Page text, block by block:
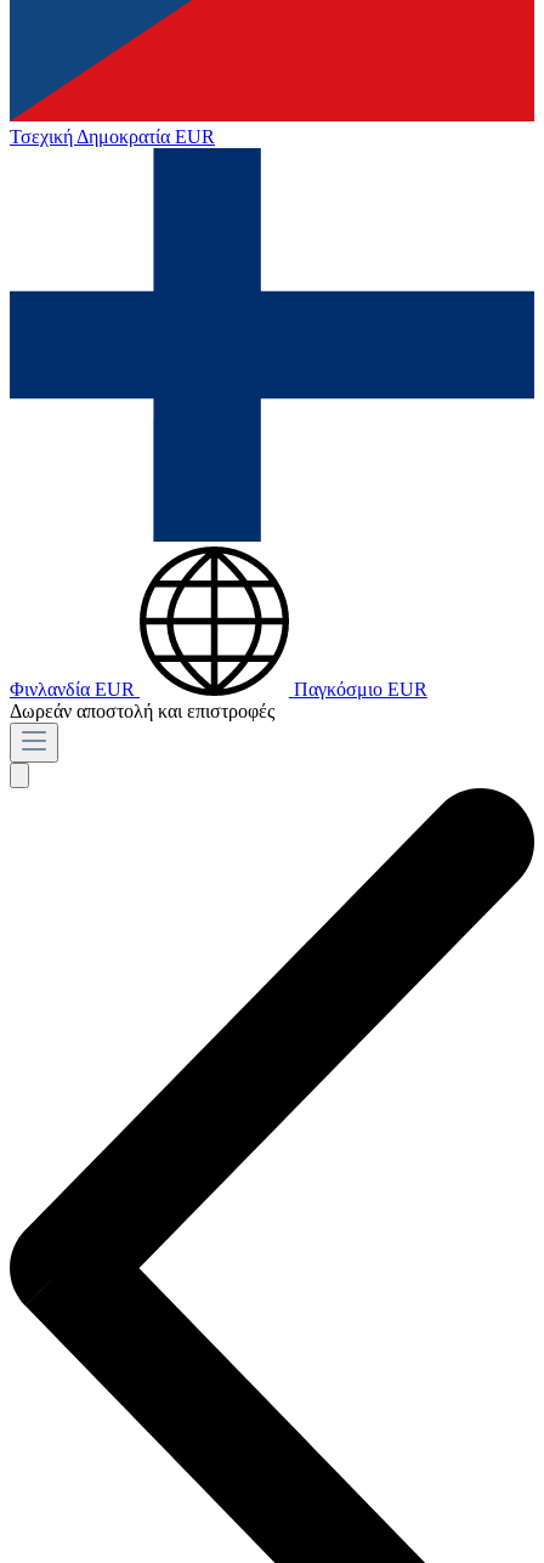
Τσεχική Δημοκρατία EUR
Φινλανδία EUR Παγκόσμιο EUR
Δωρεάν αποστολή και επιστροφές